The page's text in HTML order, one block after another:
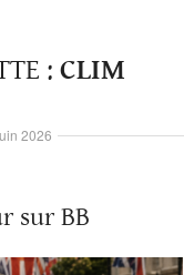
: CLIM
sur BB
2026